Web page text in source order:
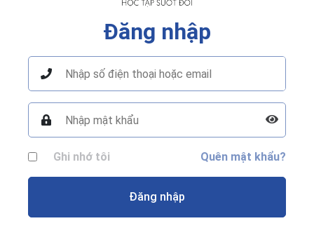
Đăng nhập
Ghi nhớ tôi Quên mật khẩu?
Đăng nhập